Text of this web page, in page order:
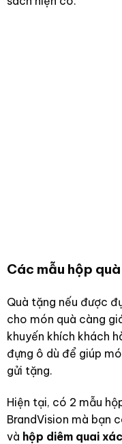
Các mẫu hộp
Quà tặng nếu được
cho món quà càng
khuyến khích khách
đựng ô dù để giúp
gửi tặng.
Hiện tại, có 2 mẫu
BrandVision mà bạn
và hộp diêm quai